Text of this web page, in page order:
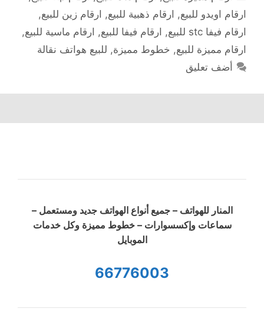
ارقام اويدو للبيع, ارقام ذهبية للبيع, ارقام زين للبيع,
ارقام فيفا stc للبيع
, ارقام فيفا للبيع, ارقام ماسية للبيع,
ارقام مميزة للبيع, خطوط مميزة, للبيع هواتف نقالة
أضف تعليق
المنار للهواتف – جميع أنواع الهواتف جديد ومستعمل –
سماعات وإكسسوارات – خطوط مميزة وكل خدمات
الموبايل
66776003